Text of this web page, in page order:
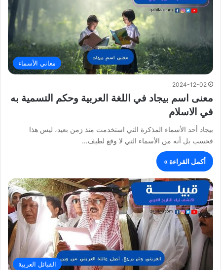
معاني الأسماء
2024-12-02
معنى اسم بيجاد في اللغة العربية وحكم التسمية به
في الاسلام
بيجاد أحد الأسماء المذكرة التي استخدمت منذ زمن بعيد، ليس هذا
فحسب بل أنه من الأسماء التي لا وقع لطيف…
أكمل القراءة »
القبائل العربية